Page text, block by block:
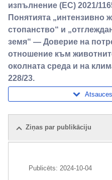
изпълнение (ЕС) 2021/
Понятията „интензивно
стопанство“ и
земя“ — Доверие на
отношение към
околната среда и на
228/23.
Ziņas par publikāciju
Publicēts: 2024-10-04